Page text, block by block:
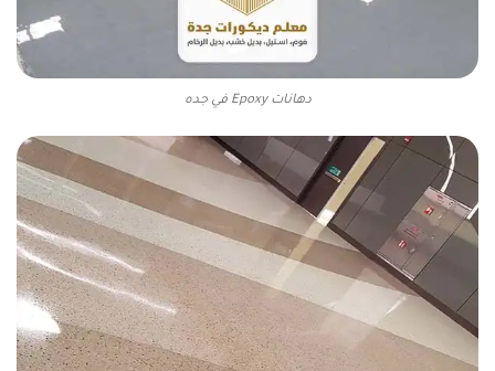
دهانات Epoxy في جده